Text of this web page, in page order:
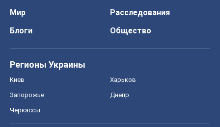
Мир
Расследования
Блоги
Общество
Регионы Украины
Киев Харьков
Запорожье Днепр
Черкассы